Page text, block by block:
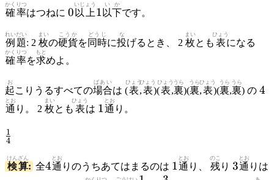
の\ こと
\ が\ 起
こる\ 場
合\ の\
数)}{(す
べて\ の
\ 場合\
の\ 数)}
確率
かくりつ
はつねに 0
0 以上
いじょう 1
1 以下
いか
です。
例題
れいだい
: 2 枚
まい
の硬貨
こうか
を同時
どうじ
に投
な
げるとき、 2 枚
まい
とも 表
ひょう
になる
確率
かくりつ
を求
もと
めよ。
起
お
こりうるすべての場合
ばあい
は (表
ひょう
,表
ひょう
)(表
ひょう
,裏
うら
)(裏
うら
,表
ひょう
)(裏
うら
,裏
うら
) の 4
4
通
とお
り。 2 枚
まい
とも 表
ひょう
は 1
1通
とお
り。
\frac{1}
4
1
検算
けんざん
: 全4
4通
とお
りのうちあてはまるのは 1
1通
とお
り、 残
のこ
り 3
3通
とお
りは